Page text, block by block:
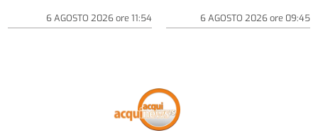
6 AGOSTO 2026ore 11:54 6 AGOSTO 2026ore 09:45